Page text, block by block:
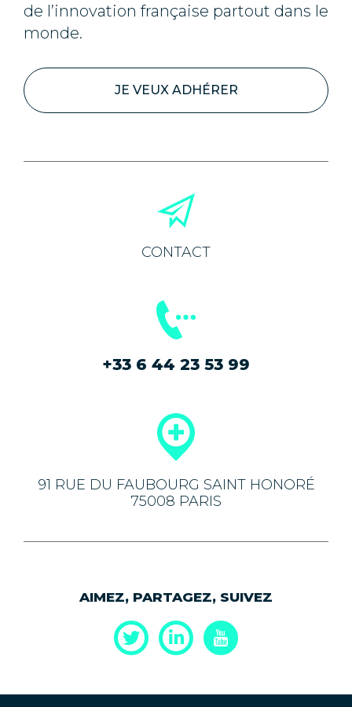
de l’innovation française partout dans le
monde.
JE VEUX ADHÉRER
CONTACT
+33 6 44 23 53 99
91 RUE DU FAUBOURG SAINT HONORÉ
75008 PARIS
AIMEZ, PARTAGEZ, SUIVEZ